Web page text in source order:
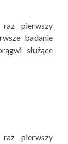
pierwszy
badanie
służące
pierwszy